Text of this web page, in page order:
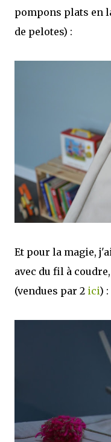
pompons plats en
de pelotes) :
Et pour la magie,
avec du fil à
(vendues par 2 ici) :